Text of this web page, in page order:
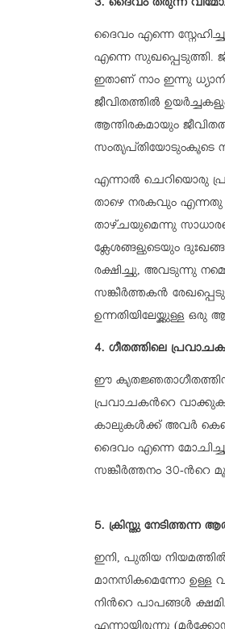
3. ദൈവം തരുന്ന
ദൈവം എന്നെ
എന്നെ സുഖപ്പെടുത്തി.
ഇതാണ് നാം ഇന്നു
ജീവിതത്തില്‍
ആന്തിരകമായും
സംതൃപ്തിയോടുംകൂടെ
എന്നാല്‍ ചെറിയൊരു
താഴെ നരകവും എന്നതു
താഴ്ചയുമെന്നു
ക്ലേശങ്ങളുടെയും
രക്ഷിച്ചു, അവടുന്നു
സങ്കീര്‍ത്തകന്‍
ഉന്നതിയിലേയ്ക്കുള്ള
4. ഗീതത്തിലെ
ഈ
പ്രവാചകന്‍റെ
കാലുകള്‍ക്ക് അവര്‍
ദൈവം എന്നെ
സങ്കീര്‍ത്തനം 30-ന്‍റെ
5. ക്രിസ്തു നേടിത്തന്ന
ഇനി, പുതിയ
മാനസികമെന്നോ ഉള്ള
നിന്‍റെ പാപങ്ങള്‍